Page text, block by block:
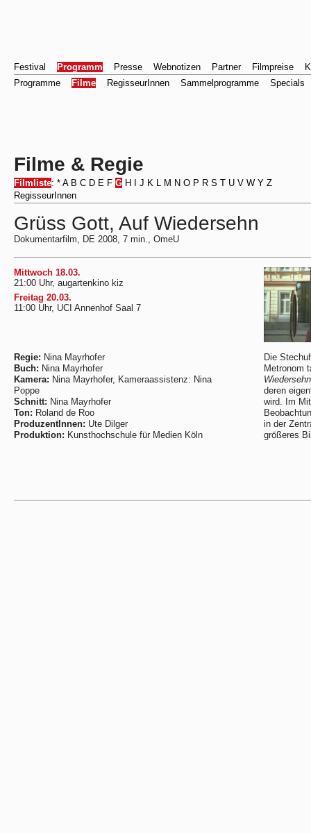
Festival Programm Presse Webnotizen Partner Filmpreise
Programme
Filme RegisseurInnen Sammelprogramme Specials
Filme & Regie
Filmliste: * A B C D E F G H J K L M N O P R S T U V W Y Z
RegisseurInnen
Grüss Gott, Auf Wiedersehn
Dokumentarfilm, DE 2008, 7 min., OmeU
Mittwoch 18.03.
21:00 Uhr, augartenkino kiz
Freitag 20.03.
11:00 Uhr, UCI Annenhof Saal 7
Regie: Nina Mayrhofer
Buch: Nina Mayrhofer
Kamera: Nina Mayrhofer, Kameraassistenz: Nina
Poppe
Schnitt: Nina Mayrhofer
Ton: Roland de Roo
ProduzentInnen: Ute Dilger
Produktion: Kunsthochschule für Medien Köln
Die
Metronom
Wiedersehn
deren
wird. Im
in der
größeres